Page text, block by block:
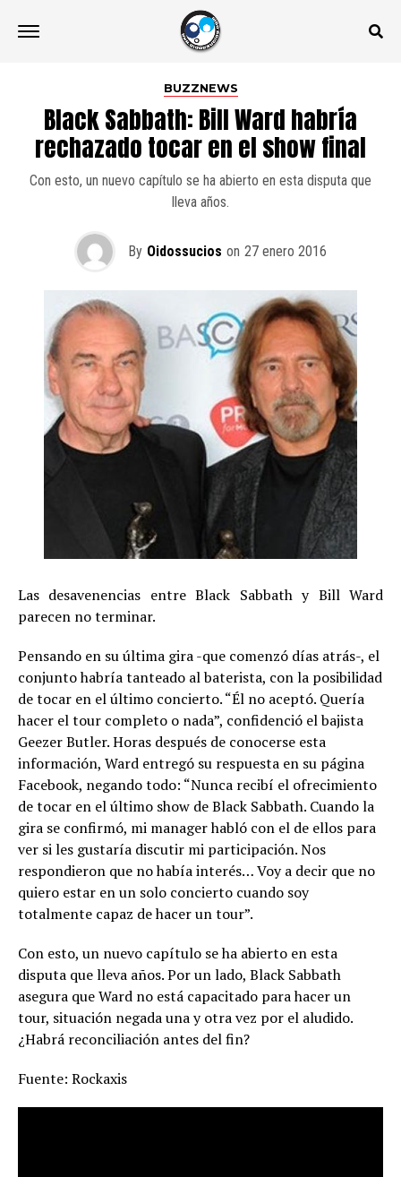
BUZZNEWS
Black Sabbath: Bill Ward habría
rechazado tocar en el show final
Con esto, un nuevo capítulo se ha abierto en esta disputa que
lleva años.
By Oidossucios on 27 enero 2016
Las desavenencias entre Black Sabbath y Bill Ward
parecen no terminar.
Pensando en su última gira -que comenzó días atrás-, el
conjunto habría tanteado al baterista, con la posibilidad
de tocar en el último concierto. “Él no aceptó. Quería
hacer el tour completo o nada”, confidenció el bajista
Geezer Butler. Horas después de conocerse esta
información, Ward entregó su respuesta en su página
Facebook, negando todo: “Nunca recibí el ofrecimiento
de tocar en el último show de Black Sabbath. Cuando la
gira se confirmó, mi manager habló con el de ellos para
ver si les gustaría discutir mi participación. Nos
respondieron que no había interés… Voy a decir que no
quiero estar en un solo concierto cuando soy
totalmente capaz de hacer un tour”.
Con esto, un nuevo capítulo se ha abierto en esta
disputa que lleva años. Por un lado, Black Sabbath
asegura que Ward no está capacitado para hacer un
tour, situación negada una y otra vez por el aludido.
¿Habrá reconciliación antes del fin?
Fuente: Rockaxis